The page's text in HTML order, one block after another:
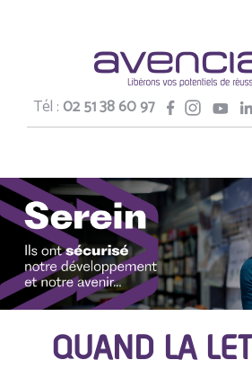
Tél :02 51 38 60 97
QUAND LA